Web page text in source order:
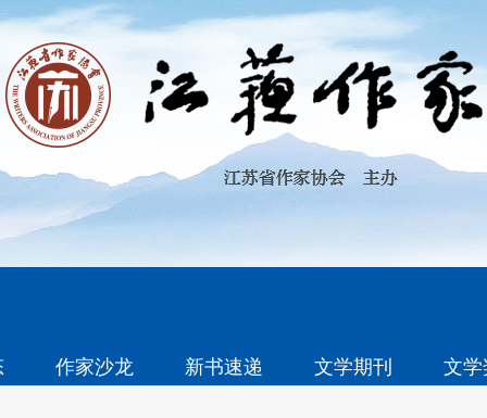
作家沙龙 新书速递 文学期刊 文